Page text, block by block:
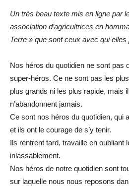
Un très beau texte mis en ligne par
association d’agricultrices en
Terre » que sont ceux avec qui elles
Nos héros du quotidien ne sont pas
super-héros. Ce ne sont pas les
plus grands ni les plus rapide, mais
n’abandonnent jamais.
Ce sont nos héros du quotidien, qui
et ils ont le courage de s’y tenir.
Ils rentrent tard, travaille en oubliant
inlassablement.
Nos héros de notre quotidien sont
sur laquelle nous nous reposons